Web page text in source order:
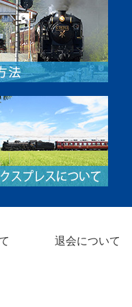
退会について